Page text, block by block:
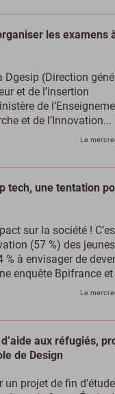
les examens
(Direction
et de l’insertion
de
et de l’Innovation...
Le
tech, une tentation
sur la société !
(57 %) des jeunes
à envisager de
enquête Bpifrance et
Le
aux réfugiés,
de Design
projet de fin